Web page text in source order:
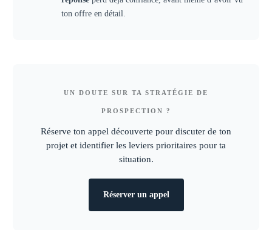
ton offre en détail.
UN DOUTE SUR TA STRATÉGIE DE
PROSPECTION ?
Réserve ton appel découverte pour discuter de ton
projet et identifier les leviers prioritaires pour ta
situation.
Réserver un appel